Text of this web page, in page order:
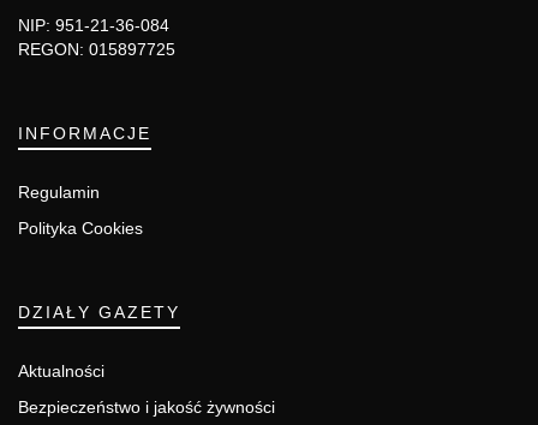
NIP: 951-21-36-084
REGON: 015897725
INFORMACJE
Regulamin
Polityka Cookies
DZIAŁY GAZETY
Aktualności
Bezpieczeństwo i jakość żywności